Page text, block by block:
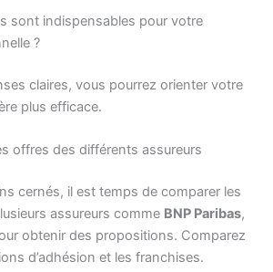
sont indispensables pour votre
?
claires, vous pourrez orienter votre
plus efficace.
offres des différents assureurs
cernés, il est temps de comparer les
assureurs comme BNP Paribas,
obtenir des propositions. Comparez
d’adhésion et les franchises.